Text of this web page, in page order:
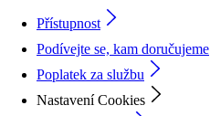
Přístupnost
Podívejte se, kam doručujeme
Poplatek za službu
Nastavení Cookies